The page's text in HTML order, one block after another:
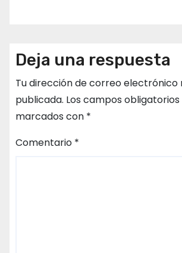
Deja una respuesta
Tu dirección de correo electrónico
publicada. Los campos
marcados con *
Comentario *